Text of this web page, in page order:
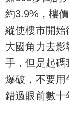
約3.9%，樓
縱使樓市開
大國角力去
手，但是起
爆破，不要
錯過眼前數十